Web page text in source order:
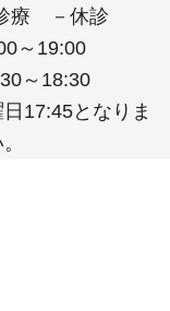
療 －休診
～19:00
～18:30
17:45となりま